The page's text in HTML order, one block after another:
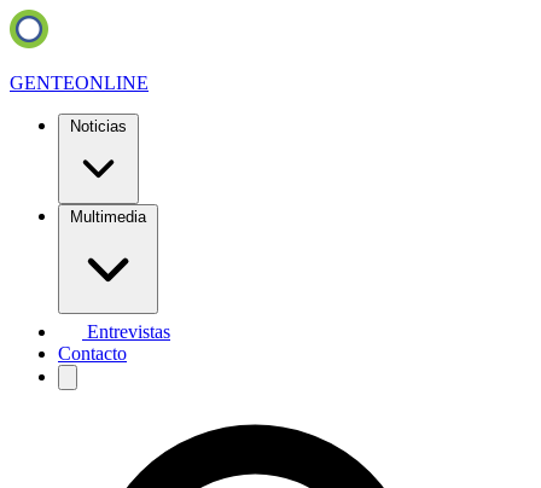
GENTEONLINE
Noticias
Multimedia
Entrevistas
Contacto